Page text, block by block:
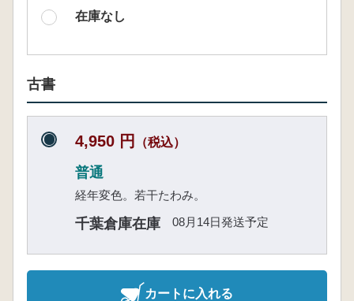
在庫なし
古書
4,950 円 （税込）
普通
経年変色。若干たわみ。
千葉倉庫在庫 08月14日発送予定
カートに入れる